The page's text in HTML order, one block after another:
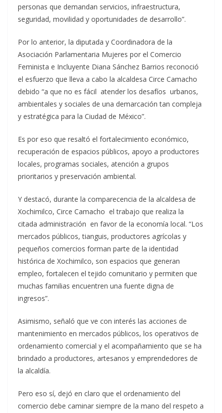
personas que demandan servicios, infraestructura,
seguridad, movilidad y oportunidades de desarrollo”.
Por lo anterior, la diputada y Coordinadora de la
Asociación Parlamentaria Mujeres por el Comercio
Feminista e Incluyente Diana Sánchez Barrios reconoció
el esfuerzo que lleva a cabo la alcaldesa Circe Camacho
debido “a que no es fácil atender los desafíos urbanos,
ambientales y sociales de una demarcación tan compleja
y estratégica para la Ciudad de México”.
Es por eso que resaltó el fortalecimiento económico,
recuperación de espacios públicos, apoyo a productores
locales, programas sociales, atención a grupos
prioritarios y preservación ambiental.
Y destacó, durante la comparecencia de la alcaldesa de
Xochimilco, Circe Camacho el trabajo que realiza la
citada administración en favor de la economía local. “Los
mercados públicos, tianguis, productores agrícolas y
pequeños comercios forman parte de la identidad
histórica de Xochimilco, son espacios que generan
empleo, fortalecen el tejido comunitario y permiten que
muchas familias encuentren una fuente digna de
ingresos”.
Asimismo, señaló que ve con interés las acciones de
mantenimiento en mercados públicos, los operativos de
ordenamiento comercial y el acompañamiento que se ha
brindado a productores, artesanos y emprendedores de
la alcaldía.
Pero eso sí, dejó en claro que el ordenamiento del
comercio debe caminar siempre de la mano del respeto a